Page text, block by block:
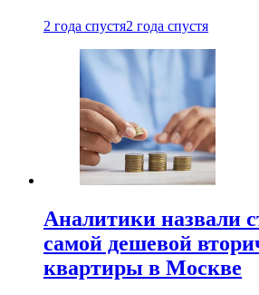
2 года спустя2 года спустя
Аналитики назвали
самой дешевой
квартиры в Москве